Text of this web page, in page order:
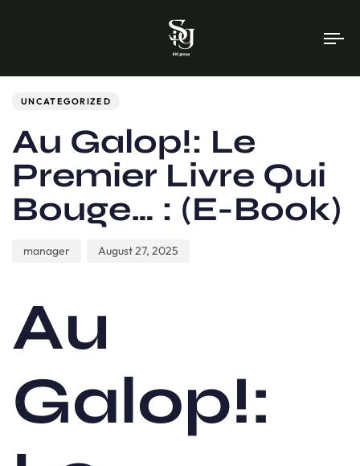
UNCATEGORIZED
Au Galop!: Le
Premier Livre Qui
Bouge… : (E-Book)
manager August 27, 2025
Au
Galop!: